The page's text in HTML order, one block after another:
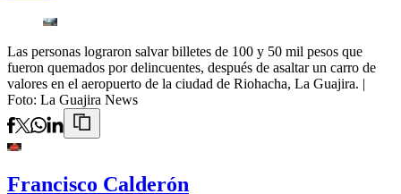
Las personas lograron salvar billetes de 100 y 50 mil pesos que
fueron quemados por delincuentes, después de asaltar un carro de
valores en el aeropuerto de la ciudad de Riohacha, La Guajira. |
Foto: La Guajira News
Francisco Calderón